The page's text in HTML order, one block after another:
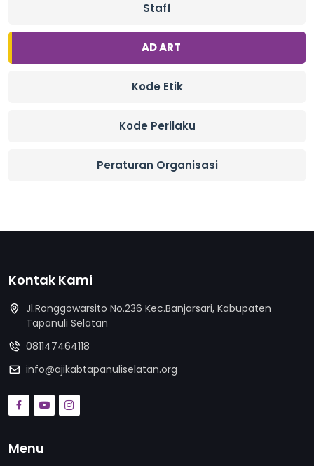
Staff
AD ART
Kode Etik
Kode Perilaku
Peraturan Organisasi
Kontak Kami
Jl.Ronggowarsito No.236 Kec.Banjarsari, Kabupaten
Tapanuli Selatan
081147464118
info@ajikabtapanuliselatan.org
Menu